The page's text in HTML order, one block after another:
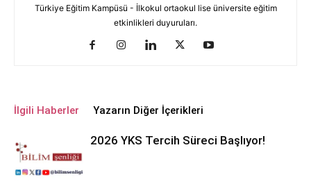
Türkiye Eğitim Kampüsü - İlkokul ortaokul lise üniversite eğitim
etkinlikleri duyuruları.
İlgili Haberler Yazarın Diğer İçerikleri
2026 YKS Tercih Süreci Başlıyor!